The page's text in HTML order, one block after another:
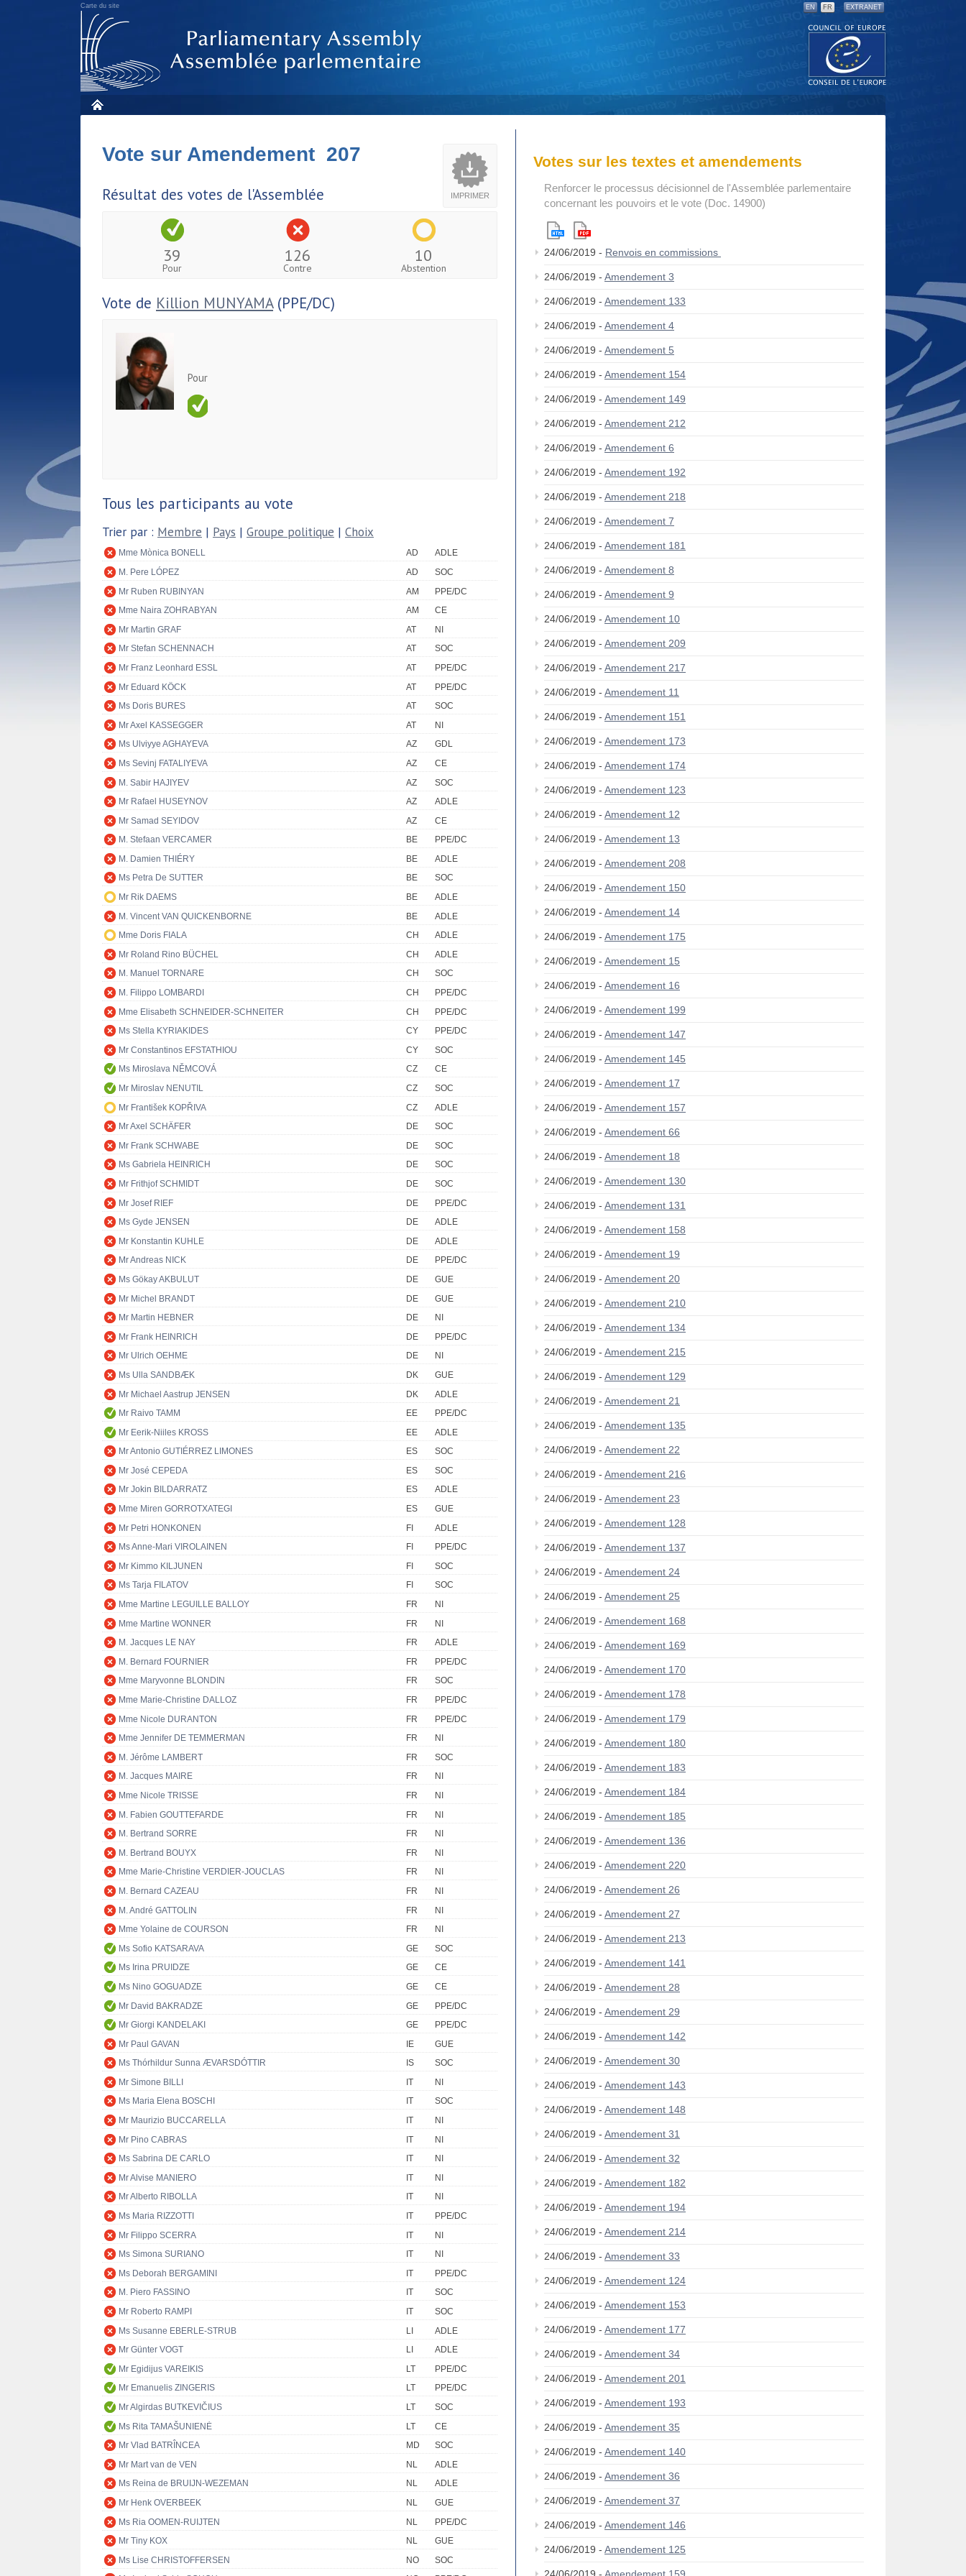
Carte du site EN FR EXTRANET
IMPRIMER
Vote sur Amendement 207
Résultat des votes de l'Assemblée
39
Pour
126
Contre
10
Abstention
Vote de Killion MUNYAMA(PPE/DC)
Pour
Tous les participants au vote
Trier par : Membre | Pays | Groupe politique | Choix
Mme Mònica BONELL AD
ADLE
M. Pere LÓPEZ
AD
SOC
Mr Ruben RUBINYAN
AM
PPE/DC
Mme Naira ZOHRABYAN
AM
CE
Mr Martin GRAF
AT
NI
Mr Stefan SCHENNACH
AT
SOC
Mr Franz Leonhard ESSL
AT
PPE/DC
Mr Eduard KÖCK
AT
PPE/DC
Ms Doris BURES
AT
SOC
Mr Axel KASSEGGER
AT
NI
Ms Ulviyye AGHAYEVA
AZ
GDL
Ms Sevinj FATALIYEVA
AZ
CE
M. Sabir HAJIYEV
AZ
SOC
Mr Rafael HUSEYNOV
AZ
ADLE
Mr Samad SEYIDOV
AZ
CE
M. Stefaan VERCAMER
BE
PPE/DC
M. Damien THIÉRY
BE
ADLE
Ms Petra De SUTTER
BE
SOC
Mr Rik DAEMS
BE
ADLE
M. Vincent VAN QUICKENBORNE
BE
ADLE
Mme Doris FIALA
CH
ADLE
Mr Roland Rino BÜCHEL
CH
ADLE
M. Manuel TORNARE
CH
SOC
M. Filippo LOMBARDI
CH
PPE/DC
Mme Elisabeth SCHNEIDER-SCHNEITER
CH
PPE/DC
Ms Stella KYRIAKIDES
CY
PPE/DC
Mr Constantinos EFSTATHIOU
CY
SOC
Ms Miroslava NĚMCOVÁ
CZ
CE
Mr Miroslav NENUTIL
CZ
SOC
Mr František KOPŘIVA
CZ
ADLE
Mr Axel SCHÄFER
DE
SOC
Mr Frank SCHWABE
DE
SOC
Ms Gabriela HEINRICH
DE
SOC
Mr Frithjof SCHMIDT
DE
SOC
Mr Josef RIEF
DE
PPE/DC
Ms Gyde JENSEN
DE
ADLE
Mr Konstantin KUHLE
DE
ADLE
Mr Andreas NICK
DE
PPE/DC
Ms Gökay AKBULUT
DE
GUE
Mr Michel BRANDT
DE
GUE
Mr Martin HEBNER
DE
NI
Mr Frank HEINRICH
DE
PPE/DC
Mr Ulrich OEHME
DE
NI
Ms Ulla SANDBÆK
DK
GUE
Mr Michael Aastrup JENSEN
DK
ADLE
Mr Raivo TAMM
EE
PPE/DC
Mr Eerik-Niiles KROSS
EE
ADLE
Mr Antonio GUTIÉRREZ LIMONES
ES
SOC
Mr José CEPEDA
ES
SOC
Mr Jokin BILDARRATZ
ES
ADLE
Mme Miren GORROTXATEGI
ES
GUE
Mr Petri HONKONEN
FI
ADLE
Ms Anne-Mari VIROLAINEN
FI
PPE/DC
Mr Kimmo KILJUNEN
FI
SOC
Ms Tarja FILATOV
FI
SOC
Mme Martine LEGUILLE BALLOY
FR
NI
Mme Martine WONNER
FR
NI
M. Jacques LE NAY
FR
ADLE
M. Bernard FOURNIER
FR
PPE/DC
Mme Maryvonne BLONDIN
FR
SOC
Mme Marie-Christine DALLOZ
FR
PPE/DC
Mme Nicole DURANTON
FR
PPE/DC
Mme Jennifer DE TEMMERMAN
FR
NI
M. Jérôme LAMBERT
FR
SOC
M. Jacques MAIRE
FR
NI
Mme Nicole TRISSE
FR
NI
M. Fabien GOUTTEFARDE
FR
NI
M. Bertrand SORRE
FR
NI
M. Bertrand BOUYX
FR
NI
Mme Marie-Christine VERDIER-JOUCLAS
FR
NI
M. Bernard CAZEAU
FR
NI
M. André GATTOLIN
FR
NI
Mme Yolaine de COURSON
FR
NI
Ms Sofio KATSARAVA
GE
SOC
Ms Irina PRUIDZE
GE
CE
Ms Nino GOGUADZE
GE
CE
Mr David BAKRADZE
GE
PPE/DC
Mr Giorgi KANDELAKI
GE
PPE/DC
Mr Paul GAVAN
IE
GUE
Ms Thórhildur Sunna ÆVARSDÓTTIR
IS
SOC
Mr Simone BILLI
IT
NI
Ms Maria Elena BOSCHI
IT
SOC
Mr Maurizio BUCCARELLA
IT
NI
Mr Pino CABRAS
IT
NI
Ms Sabrina DE CARLO
IT
NI
Mr Alvise MANIERO
IT
NI
Mr Alberto RIBOLLA
IT
NI
Ms Maria RIZZOTTI
IT
PPE/DC
Mr Filippo SCERRA
IT
NI
Ms Simona SURIANO
IT
NI
Ms Deborah BERGAMINI
IT
PPE/DC
M. Piero FASSINO
IT
SOC
Mr Roberto RAMPI
IT
SOC
Ms Susanne EBERLE-STRUB
LI
ADLE
Mr Günter VOGT
LI
ADLE
Mr Egidijus VAREIKIS
LT
PPE/DC
Mr Emanuelis ZINGERIS
LT
PPE/DC
Mr Algirdas BUTKEVIČIUS
LT
SOC
Ms Rita TAMAŠUNIENĖ
LT
CE
Mr Vlad BATRÎNCEA
MD
SOC
Mr Mart van de VEN
NL
ADLE
Ms Reina de BRUIJN-WEZEMAN
NL
ADLE
Mr Henk OVERBEEK
NL
GUE
Ms Ria OOMEN-RUIJTEN
NL
PPE/DC
Mr Tiny KOX
NL
GUE
Ms Lise CHRISTOFFERSEN
NO
SOC
Votes sur les textes et amendements
Renforcer le processus décisionnel de l'Assemblée parlementaire
concernant les pouvoirs et le vote (Doc. 14900)
24/06/2019 - Renvois en commissions
24/06/2019 - Amendement 3
24/06/2019 - Amendement 133
24/06/2019 - Amendement 4
24/06/2019 - Amendement 5
24/06/2019 - Amendement 154
24/06/2019 - Amendement 149
24/06/2019 - Amendement 212
24/06/2019 - Amendement 6
24/06/2019 - Amendement 192
24/06/2019 - Amendement 218
24/06/2019 - Amendement 7
24/06/2019 - Amendement 181
24/06/2019 - Amendement 8
24/06/2019 - Amendement 9
24/06/2019 - Amendement 10
24/06/2019 - Amendement 209
24/06/2019 - Amendement 217
24/06/2019 - Amendement 11
24/06/2019 - Amendement 151
24/06/2019 - Amendement 173
24/06/2019 - Amendement 174
24/06/2019 - Amendement 123
24/06/2019 - Amendement 12
24/06/2019 - Amendement 13
24/06/2019 - Amendement 208
24/06/2019 - Amendement 150
24/06/2019 - Amendement 14
24/06/2019 - Amendement 175
24/06/2019 - Amendement 15
24/06/2019 - Amendement 16
24/06/2019 - Amendement 199
24/06/2019 - Amendement 147
24/06/2019 - Amendement 145
24/06/2019 - Amendement 17
24/06/2019 - Amendement 157
24/06/2019 - Amendement 66
24/06/2019 - Amendement 18
24/06/2019 - Amendement 130
24/06/2019 - Amendement 131
24/06/2019 - Amendement 158
24/06/2019 - Amendement 19
24/06/2019 - Amendement 20
24/06/2019 - Amendement 210
24/06/2019 - Amendement 134
24/06/2019 - Amendement 215
24/06/2019 - Amendement 129
24/06/2019 - Amendement 21
24/06/2019 - Amendement 135
24/06/2019 - Amendement 22
24/06/2019 - Amendement 216
24/06/2019 - Amendement 23
24/06/2019 - Amendement 128
24/06/2019 - Amendement 137
24/06/2019 - Amendement 24
24/06/2019 - Amendement 25
24/06/2019 - Amendement 168
24/06/2019 - Amendement 169
24/06/2019 - Amendement 170
24/06/2019 - Amendement 178
24/06/2019 - Amendement 179
24/06/2019 - Amendement 180
24/06/2019 - Amendement 183
24/06/2019 - Amendement 184
24/06/2019 - Amendement 185
24/06/2019 - Amendement 136
24/06/2019 - Amendement 220
24/06/2019 - Amendement 26
24/06/2019 - Amendement 27
24/06/2019 - Amendement 213
24/06/2019 - Amendement 141
24/06/2019 - Amendement 28
24/06/2019 - Amendement 29
24/06/2019 - Amendement 142
24/06/2019 - Amendement 30
24/06/2019 - Amendement 143
24/06/2019 - Amendement 148
24/06/2019 - Amendement 31
24/06/2019 - Amendement 32
24/06/2019 - Amendement 182
24/06/2019 - Amendement 194
24/06/2019 - Amendement 214
24/06/2019 - Amendement 33
24/06/2019 - Amendement 124
24/06/2019 - Amendement 153
24/06/2019 - Amendement 177
24/06/2019 - Amendement 34
24/06/2019 - Amendement 201
24/06/2019 - Amendement 193
24/06/2019 - Amendement 35
24/06/2019 - Amendement 140
24/06/2019 - Amendement 36
24/06/2019 - Amendement 37
24/06/2019 - Amendement 146
24/06/2019 - Amendement 125